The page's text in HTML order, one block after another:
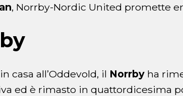
, Norrby-Nordic United promette
casa all’Oddevold, il Norrby ha
ed è rimasto in quattordicesima